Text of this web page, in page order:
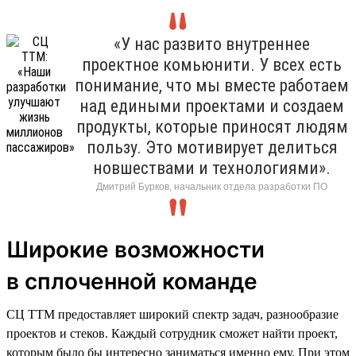
«У нас развито внутреннее
проектное комьюнити. У всех есть
понимание, что мы вместе работаем
над едиными проектами и создаем
продукты, которые приносят людям
пользу. Это мотивирует делиться
новшествами и технологиями».
Дмитрий Бурков, начальник отдела разработки ПО
Широкие возможности
в сплоченной команде
СЦ ТТМ предоставляет широкий спектр задач, разнообразие
проектов и стеков. Каждый сотрудник сможет найти проект,
которым было бы интересно заниматься именно ему. При этом